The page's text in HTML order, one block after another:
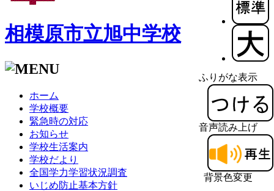
ふりがな表示
音声読み上げ
背景色変更
相模原市立旭中学校
ホーム
学校概要
緊急時の対応
お知らせ
学校生活案内
学校だより
全国学力学習状況調査
いじめ防止基本方針